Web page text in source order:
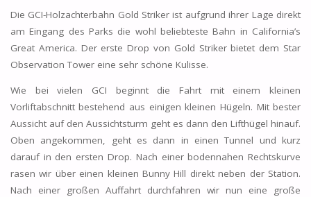
Die GCI-Holzachterbahn Gold Striker ist aufgrund ihrer Lage direkt
am Eingang des Parks die wohl beliebteste Bahn in California’s
Great America. Der erste Drop von Gold Striker bietet dem Star
Observation Tower eine sehr schöne Kulisse.
Wie bei vielen GCI beginnt die Fahrt mit einem kleinen
Vorliftabschnitt bestehend aus einigen kleinen Hügeln. Mit bester
Aussicht auf den Aussichtsturm geht es dann den Lifthügel hinauf.
Oben angekommen, geht es dann in einen Tunnel und kurz
darauf in den ersten Drop. Nach einer bodennahen Rechtskurve
rasen wir über einen kleinen Bunny Hill direkt neben der Station.
Nach einer großen Auffahrt durchfahren wir nun eine große